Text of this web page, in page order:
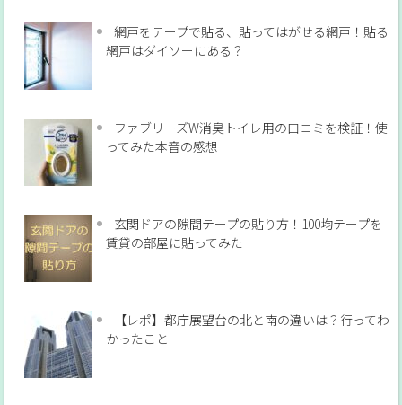
網戸をテープで貼る、貼ってはがせる網戸！貼る
網戸はダイソーにある？
ファブリーズW消臭トイレ用の口コミを検証！使
ってみた本音の感想
玄関ドアの隙間テープの貼り方！100均テープを
賃貸の部屋に貼ってみた
【レポ】都庁展望台の北と南の違いは？行ってわ
かったこと